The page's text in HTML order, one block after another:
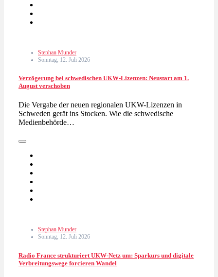
Stephan Munder
Sonntag, 12. Juli 2026
Verzögerung bei schwedischen UKW-Lizenzen: Neustart am 1.
August verschoben
Die Vergabe der neuen regionalen UKW-Lizenzen in
Schweden gerät ins Stocken. Wie die schwedische
Medienbehörde…
Stephan Munder
Sonntag, 12. Juli 2026
Radio France strukturiert UKW-Netz um: Sparkurs und digitale
Verbreitungswege forcieren Wandel